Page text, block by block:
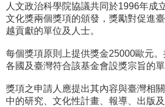
人文政治科學院協議共同於1996年成
文化獎兩個獎項的頒發，獎勵對促進
越貢獻的單位及人士。
每個獎項原則上提供獎金25000歐元
各國及臺灣符合該基金會設獎宗旨的單
獎項之申請人應提出其內容與臺灣相
中的研究、文化性計畫、報導、出版